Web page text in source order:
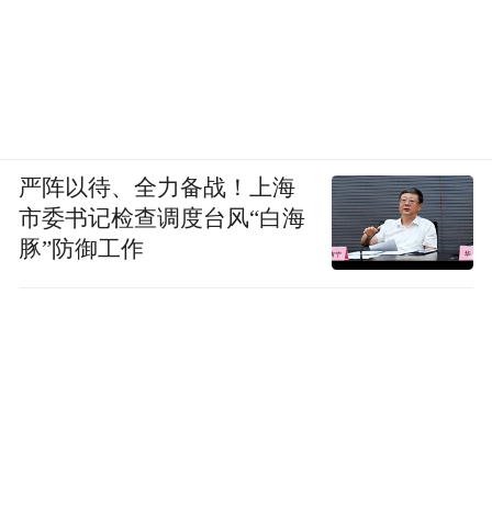
严阵以待、全力备战！上海
市委书记检查调度台风“白海
豚”防御工作